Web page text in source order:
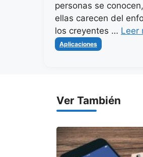
personas se
ellas carecen del
los creyentes … Leer
Categorías
Aplicaciones
Ver También